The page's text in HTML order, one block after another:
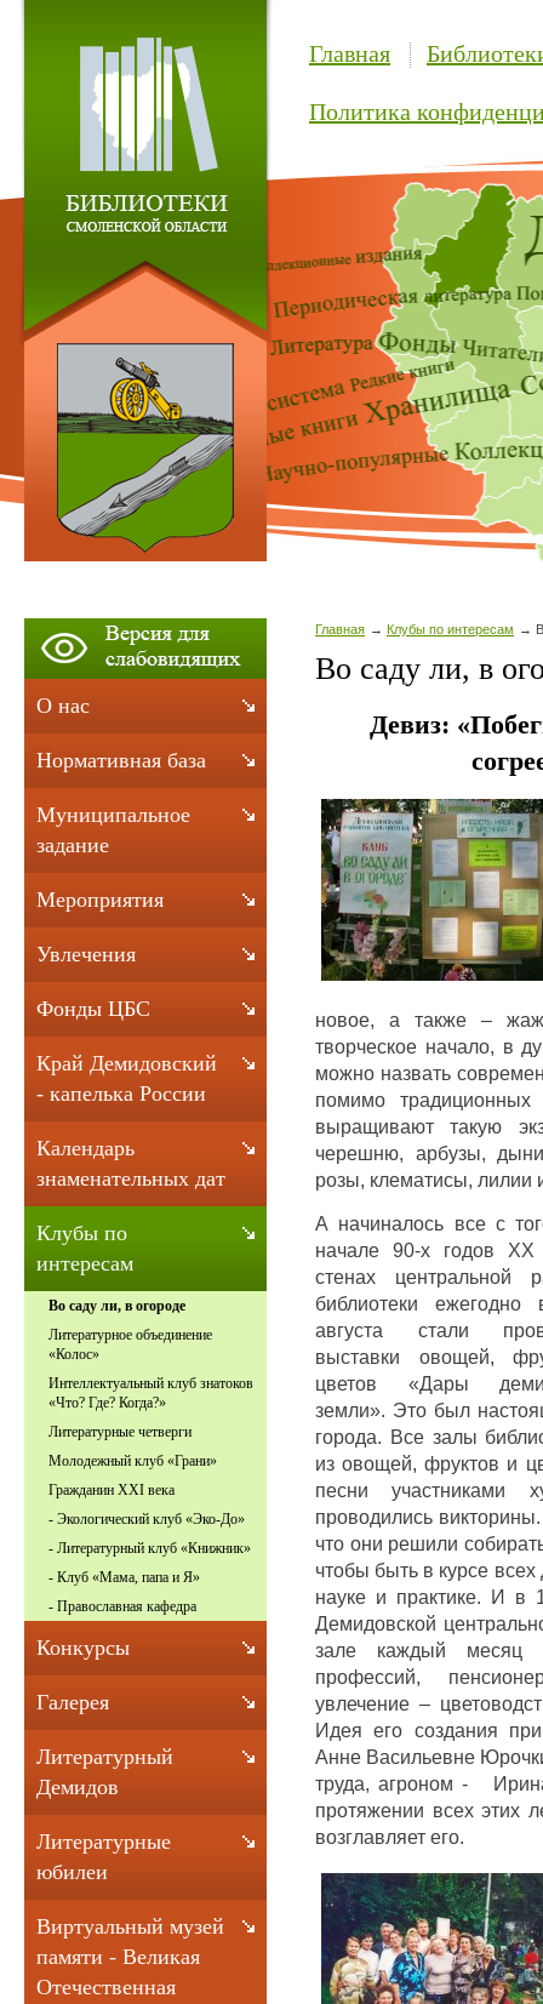
Главная
Политика
Главная Клубы по интересам
Во саду ли, в
Девиз:
новое, а также –
творческое начало, в
можно назвать
помимо
выращивают такую
черешню, арбузы,
розы, клематисы, лилии
А начиналось все с
начале 90-х годов
стенах центральной
библиотеки ежегодно
августа стали
выставки овощей,
цветов «Дары
земли». Это был
города. Все залы
из овощей, фруктов и
песни участниками
проводились
что они решили
чтобы быть в курсе
науке и практике. И в
Демидовской
зале каждый месяц
профессий,
увлечение –
Идея его создания
Анне Васильевне
труда, агроном -
протяжении всех этих
возглавляет его.
О нас
Нормативная база
Муниципальное
задание
Мероприятия
Увлечения
Фонды ЦБС
Край Демидовский
- капелька России
Календарь
знаменательных дат
Клубы по
интересам
Во саду ли, в огороде
Литературное объединение
«Колос»
Интеллектуальный клуб знатоков
«Что? Где? Когда?»
Литературные четверги
Молодежный клуб «Грани»
Гражданин XXI века
- Экологический клуб «Эко-До»
- Литературный клуб «Книжник»
- Клуб «Мама, папа и Я»
- Православная кафедра
Конкурсы
Галерея
Литературный
Демидов
Литературные
юбилеи
Виртуальный музей
памяти - Великая
Отечественная